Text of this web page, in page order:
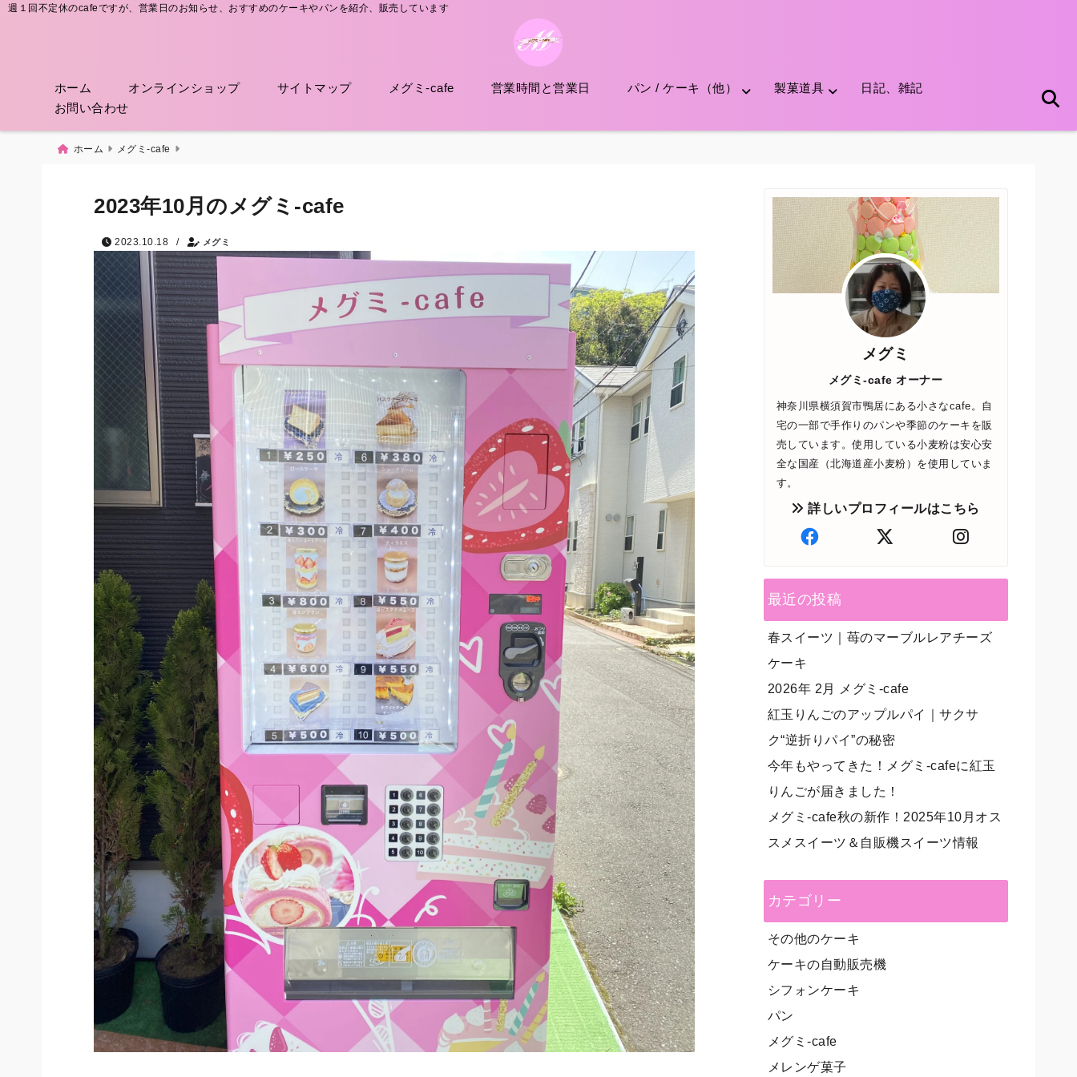
週１回不定休のcafeですが、営業日のお知らせ、おすすめのケーキやパンを紹介、販売しています
ホーム オンラインショップ サイトマップ メグミ-cafe 営業時間と営業日 パン / ケーキ（他） 製菓道具
日記、雑記
お問い合わせ
ホーム メグミ-cafe
2023年10月のメグミ-cafe
2023.10.18 / メグミ
メグミ
メグミ-cafe オーナー
神奈川県横須賀市鴨居にある小さなcafe。自
宅の一部で手作りのパンや季節のケーキを販
売しています。使用している小麦粉は安心安
全な国産（北海道産小麦粉）を使用していま
す。
詳しいプロフィールはこちら
最近の投稿
春スイーツ｜苺のマーブルレアチーズ
ケーキ
2026年 2月 メグミ-cafe
紅玉りんごのアップルパイ｜サクサ
ク“逆折りパイ”の秘密
今年もやってきた！メグミ-cafeに紅玉
りんごが届きました！
メグミ-cafe秋の新作！2025年10月オス
スメスイーツ＆自販機スイーツ情報
カテゴリー
その他のケーキ
ケーキの自動販売機
シフォンケーキ
パン
メグミ-cafe
メレンゲ菓子